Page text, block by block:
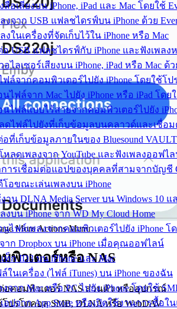
อเสียงบน iPhone, iPad และ Mac โดยใช้
งจาก USB แฟลชไดรฟ์บน iPhone ด้วย
งในเครื่องที่จัดเก็บไว้ใน iPhone หรือ Mac
อ USB แฟลชไดรฟ์กับ iPhone และฟังเพล
ไลเซอร์เสียงบน iPhone, iPad หรือ Mac ด้ว
ล์จากคอมพิวเตอร์ไปยัง iPhone โดยใช้โ
ไฟล์จาก Mac ไปยัง iPhone หรือ iPad โดย
ไฟล์แบบไร้สายจากคอมพิวเตอร์ไปยัง
ไฟล์ไปยังที่เก็บข้อมูลบนคลาวด์และเชื่อมต่
ที่เก็บข้อมูลภายในของ Bluesound VAULT
ลดเพลงจาก YouTube และฟังเพลงออฟไล
การเชื่อมต่อแอปของบุคคลที่สามจากบัญชี
อขณะเล่นเพลงบน iPhone
าน DLNA Media Server บน Windows 10 แ
งบน iPhone จาก WD My Cloud Home
ไฟล์เพลงจากคอมพิวเตอร์ไปยัง iPhone โ
าก Dropbox บน iPhone เมื่อคุณออฟไลน์
ก ID3 บน iPhone และ Mac
ในเครื่อง (ไฟล์ iTunes) บน iPhone ของฉัน
จาก Mac หรือ PC ไปยัง iPhone โดยใช้
อปจาก App Store หรือเปิดใช้งานการซื้อ
More Actions Menu
พิวเตอร์หรือ NAS
อคอมพิวเตอร์ NAS ส่วนตัว หรืออุปกรณ์
ปรโตคอล SMB, DLNA หรือ WebDAV